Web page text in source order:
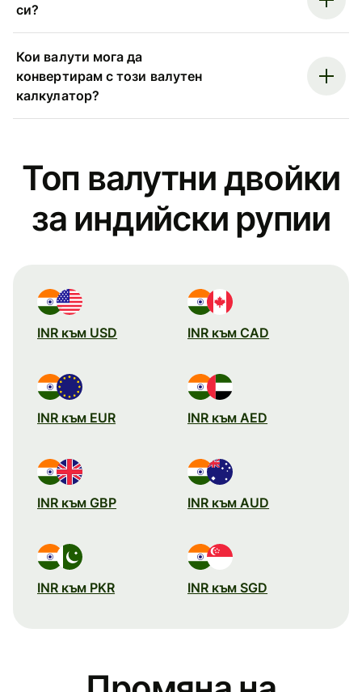
си?
Кои валути мога да
конвертирам с този валутен
калкулатор?
Топ валутни двойки
за индийски рупии
INR към USD INR към CAD
INR към EUR INR към AED
INR към GBP INR към AUD
INR към PKR INR към SGD